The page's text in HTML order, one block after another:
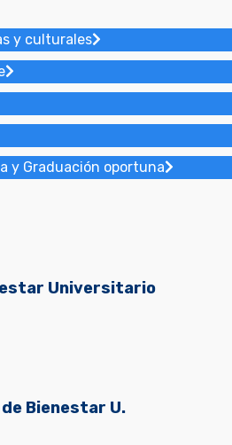
y culturales
y Graduación oportuna
Universitario
Bienestar U.